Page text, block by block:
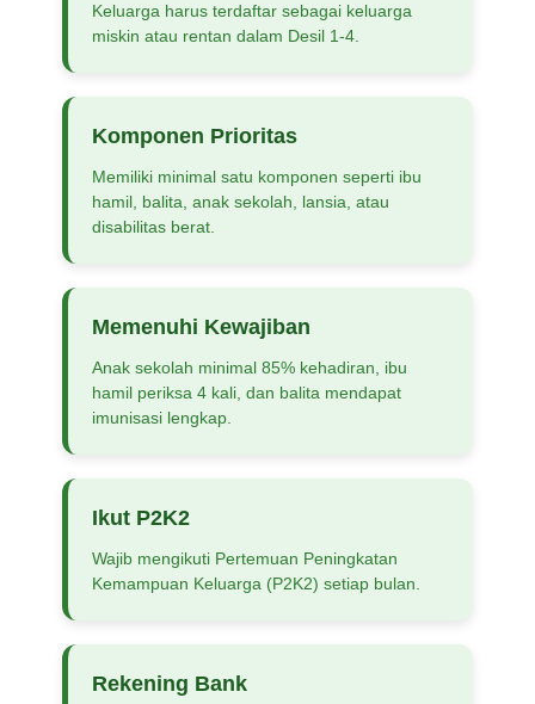
Keluarga harus terdaftar sebagai keluarga
miskin atau rentan dalam Desil 1-4.
Komponen Prioritas
Memiliki minimal satu komponen seperti ibu
hamil, balita, anak sekolah, lansia, atau
disabilitas berat.
Memenuhi Kewajiban
Anak sekolah minimal 85% kehadiran, ibu
hamil periksa 4 kali, dan balita mendapat
imunisasi lengkap.
Ikut P2K2
Wajib mengikuti Pertemuan Peningkatan
Kemampuan Keluarga (P2K2) setiap bulan.
Rekening Bank